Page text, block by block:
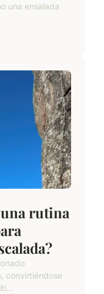
una ensalada
rutina
convirtiéndose